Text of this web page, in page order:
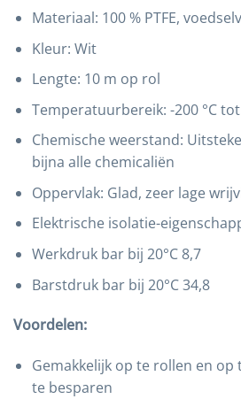
Materiaal: 100 % PTFE,
Kleur: Wit
Lengte: 10 m op rol
Temperatuurbereik: -200 °C tot
Chemische weerstand:
bijna alle chemicaliën
Oppervlak: Glad, zeer lage
Elektrische isolatie-
Werkdruk bar bij 20°C 8,7
Barstdruk bar bij 20°C 34,8
Voordelen:
Gemakkelijk op te rollen en
te besparen